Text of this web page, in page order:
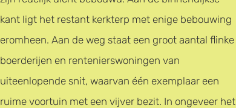
kant ligt het restant kerkterp met enige bebouwing
eromheen. Aan de weg staat een groot aantal flinke
boerderijen en rentenierswoningen van
uiteenlopende snit, waarvan één exemplaar een
ruime voortuin met een vijver bezit. In ongeveer het